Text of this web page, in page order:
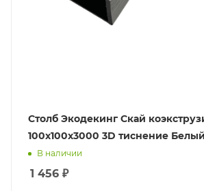
Столб Экодекинг Скай
100х100х3000 3D тиснение Белый
В наличии
1 456 ₽